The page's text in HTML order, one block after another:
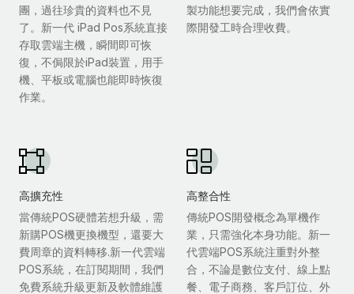
團，過往珍貴的資料也不見
了。新一代 iPad Pos系統直接
存取雲端主機，瞬間即可恢
復，不侷限於iPad裝置，用手
機、平板或電腦也能即時恢復
作業。
製功能想要完成，我們會依實
際開發工時合理收費。
高擴充性
當傳統POS硬體若想升級，需
新購POS機更換機型，還要大
費周章的資料轉移.新一代雲端
POS系統，在訂閱期間，我們
免費系統升級更新及軟體維護
高整合性
傳統POS開發概念為單機作
業，只需強化本身功能。新一
代雲端POS系統注重對外整
合，不論是數位支付、線上點
餐、電子商務、客戶訂位、外